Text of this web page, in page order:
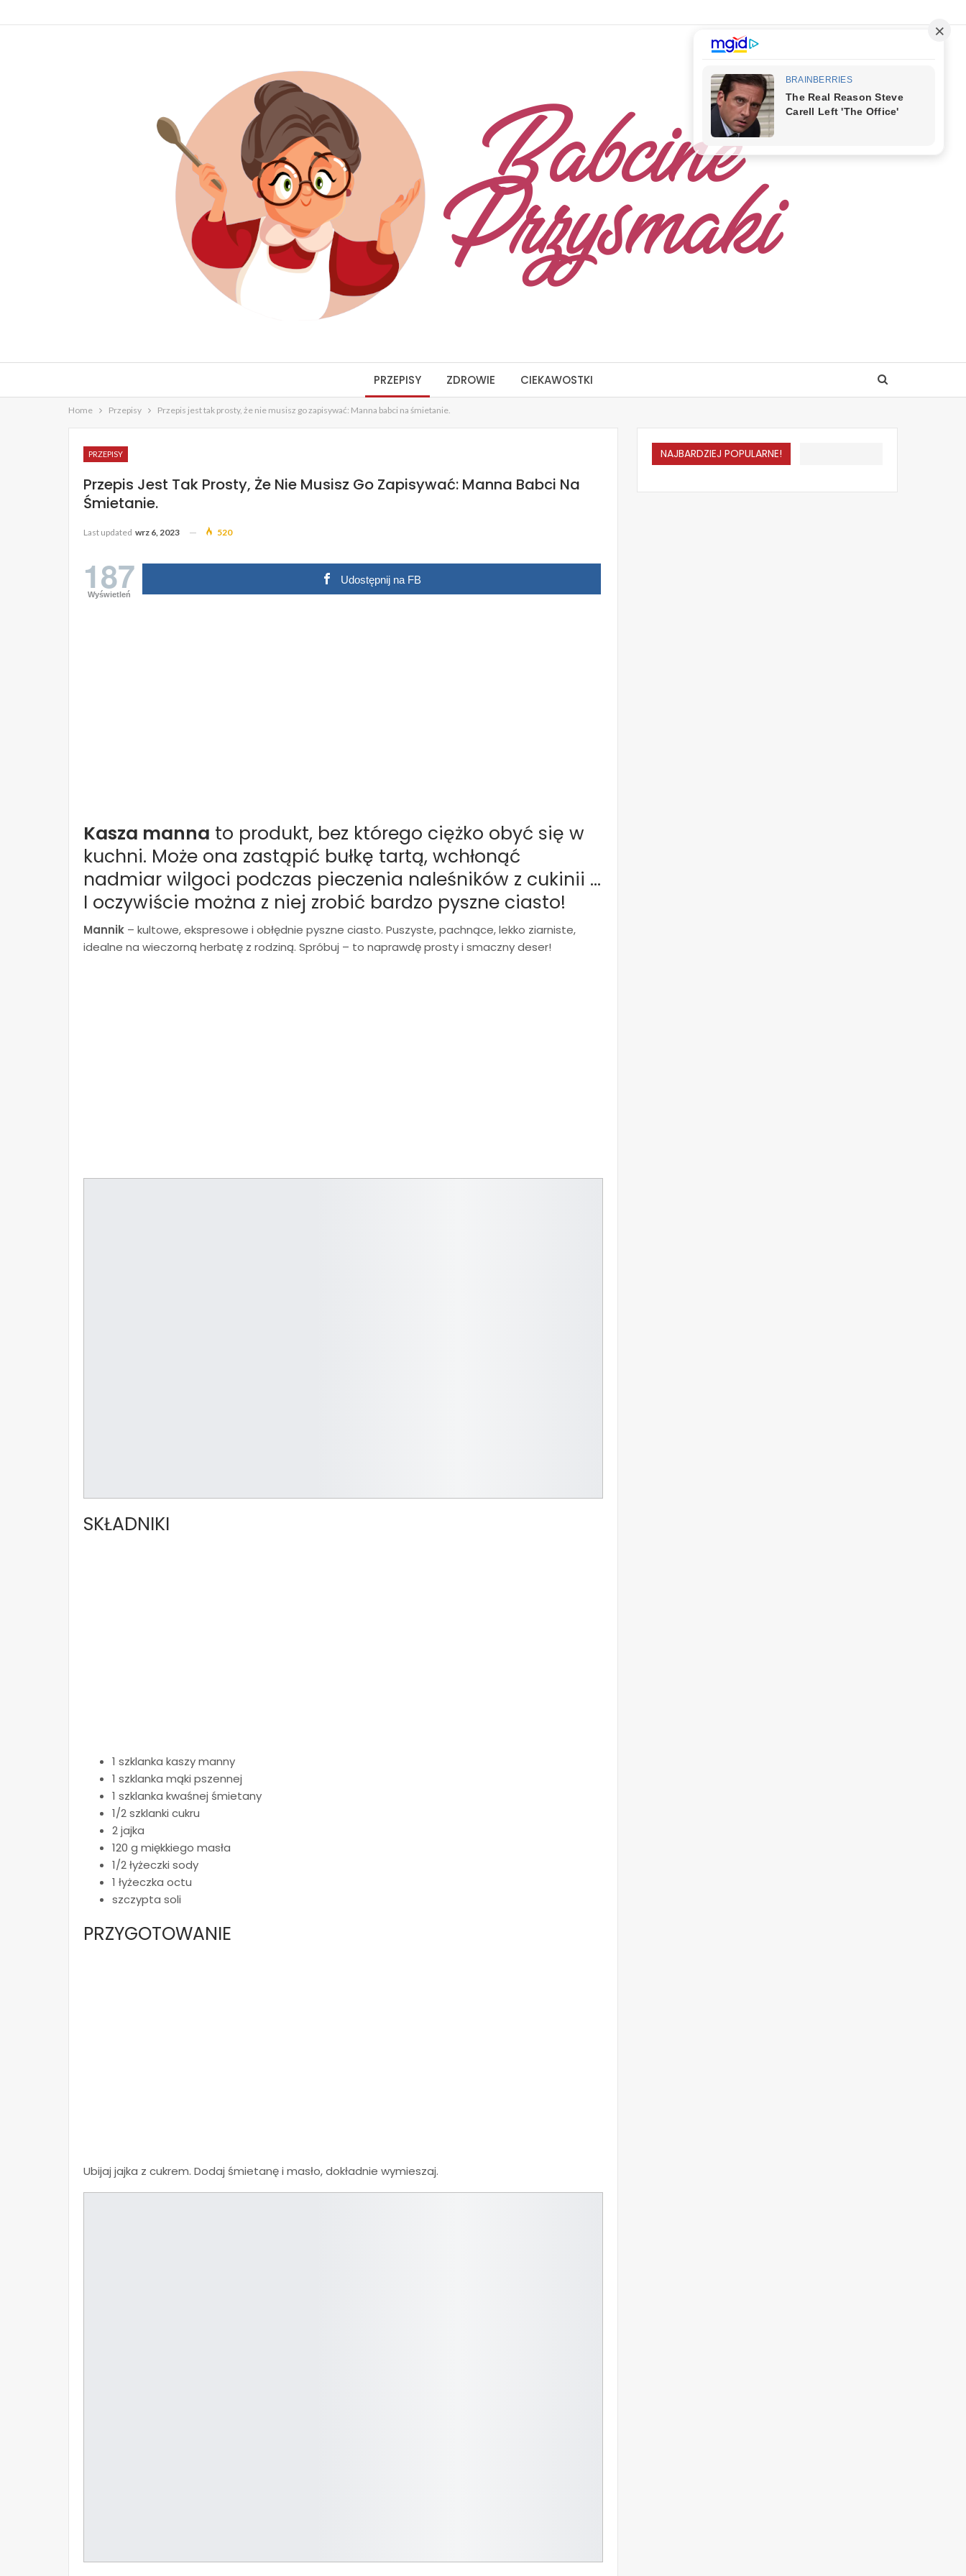
PRZEPISY ZDROWIE CIEKAWOSTKI
Home Przepisy Przepis jest tak prosty, że nie musisz go zapisywać: Manna babci na śmietanie.
PRZEPISY
Przepis Jest Tak Prosty, Że Nie Musisz Go Zapisywać: Manna Babci Na
Śmietanie.
Last updated wrz 6, 2023 520
187
Wyświetleń
Udostępnij na FB
Kasza manna to produkt, bez którego ciężko obyć się w
kuchni. Może ona zastąpić bułkę tartą, wchłonąć
nadmiar wilgoci podczas pieczenia naleśników z cukinii …
I oczywiście można z niej zrobić bardzo pyszne ciasto!
Mannik – kultowe, ekspresowe i obłędnie pyszne ciasto. Puszyste, pachnące, lekko ziarniste,
idealne na wieczorną herbatę z rodziną. Spróbuj – to naprawdę prosty i smaczny deser!
SKŁADNIKI
1 szklanka kaszy manny
1 szklanka mąki pszennej
1 szklanka kwaśnej śmietany
1/2 szklanki cukru
2 jajka
120 g miękkiego masła
1/2 łyżeczki sody
1 łyżeczka octu
szczypta soli
PRZYGOTOWANIE
Ubijaj jajka z cukrem. Dodaj śmietanę i masło, dokładnie wymieszaj.
NAJBARDZIEJ POPULARNE!